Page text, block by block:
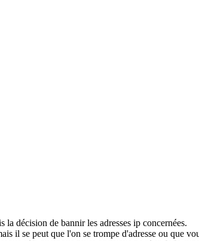
la décision de bannir les adresses ip concernées.
il se peut que l'on se trompe d'adresse ou que